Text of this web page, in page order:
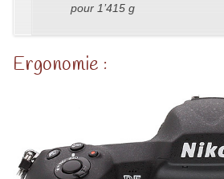
pour 1’415 g
Ergonomie :